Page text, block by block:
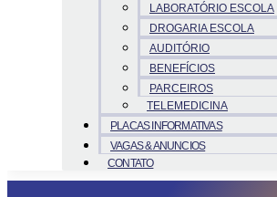
LABORATÓRIO ESCOLA
DROGARIA ESCOLA
AUDITÓRIO
BENEFÍCIOS
PARCEIROS
TELEMEDICINA
PLACAS INFORMATIVAS
VAGAS & ANUNCIOS
CONTATO